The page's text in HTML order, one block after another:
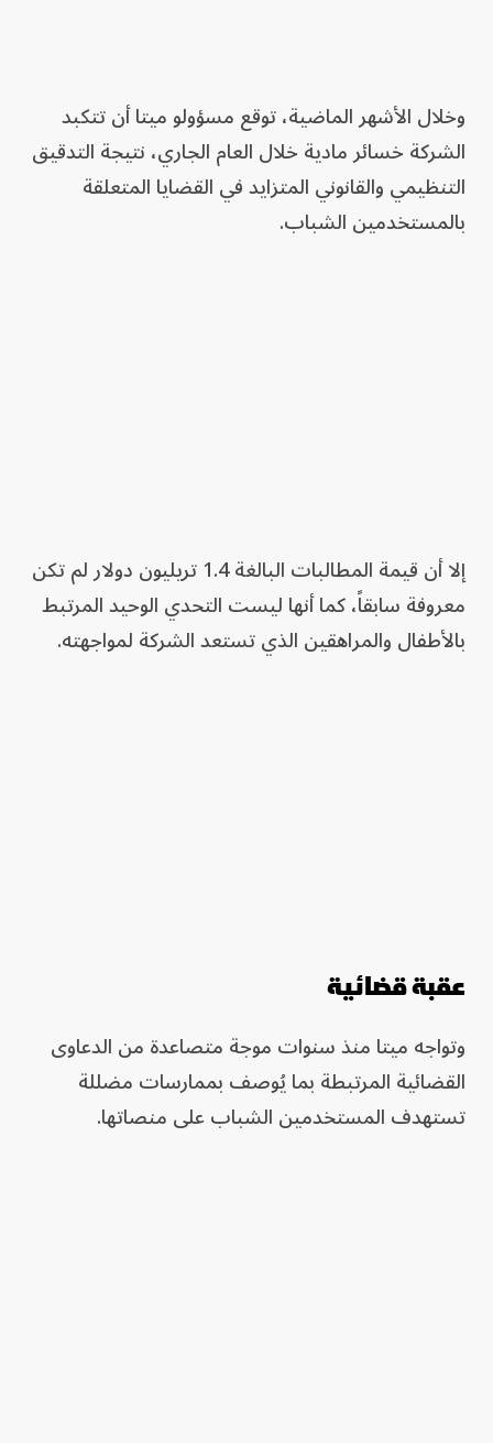
وخلال الأشهر الماضية، توقع مسؤولو ميتا أن تتكبد
الشركة خسائر مادية خلال العام الجاري، نتيجة التدقيق
التنظيمي والقانوني المتزايد في القضايا المتعلقة
بالمستخدمين الشباب.
إلا أن قيمة المطالبات البالغة 1.4 تريليون دولار لم تكن
معروفة سابقاً، كما أنها ليست التحدي الوحيد المرتبط
بالأطفال والمراهقين الذي تستعد الشركة لمواجهته.
عقبة قضائية
وتواجه ميتا منذ سنوات موجة متصاعدة من الدعاوى
القضائية المرتبطة بما يُوصف بممارسات مضللة
تستهدف المستخدمين الشباب على منصاتها.